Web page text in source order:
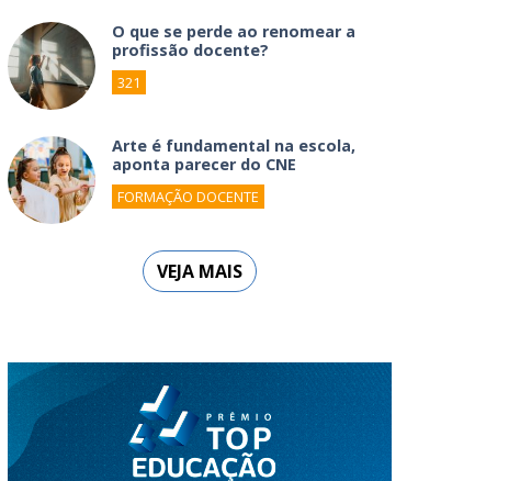
O que se perde ao renomear a
profissão docente?
321
Arte é fundamental na escola,
aponta parecer do CNE
FORMAÇÃO DOCENTE
VEJA MAIS